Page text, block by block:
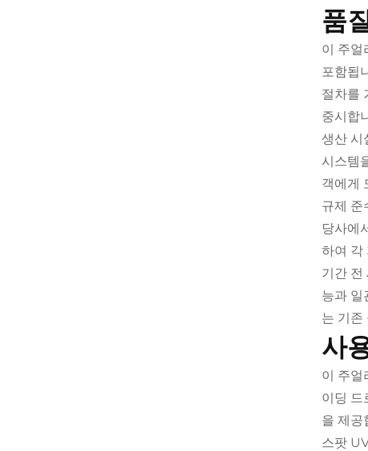
품
이 주얼
포함됩
절차를
중시합
생산 시
시스템
객에게
규제 준
당사에
하여 각
기간 전
능과 일
는 기존
사
이 주얼
이딩 드
을 제공
스팟